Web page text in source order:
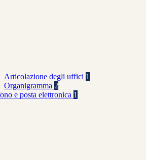
Articolazione degli uffici 1
Organigramma 2
e posta elettronica 1